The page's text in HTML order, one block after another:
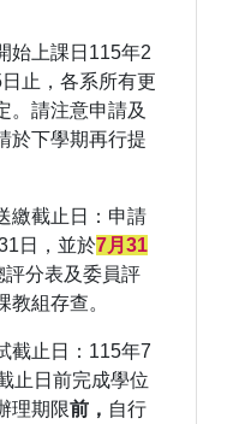
始上課日115年2
止，各系所有更
。請注意申請及
於下學期再行提
繳截止日：申請
日，並於7月31
評分表及委員評
組存查。
截止日：115年7
止日前完成學位
理期限前， 自行